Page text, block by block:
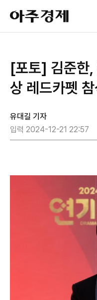
아
주
경
[포토] 김준한
상 레드카펫 참
유대길 기자
입력 2024-12-21 22:57